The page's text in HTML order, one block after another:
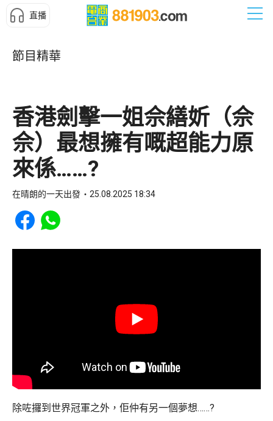
直播
節目精華
香港劍擊一姐佘繕妡（佘
佘）最想擁有嘅超能力原
來係……?
在晴朗的一天出發 25.08.2025 18:34
Share to Facebook
Share to WhatsApp
除咗攞到世界冠軍之外，佢仲有另一個夢想……?